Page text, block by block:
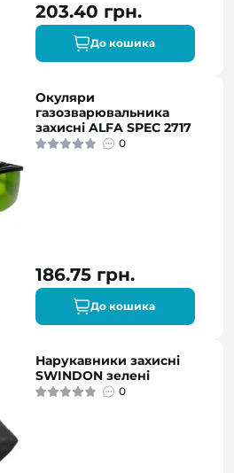
203.40 грн.
До кошика
Окуляри
газозварювальника
захисні ALFA SPEC 2717
0
186.75 грн.
До кошика
Нарукавники захисні
SWINDON зелені
0